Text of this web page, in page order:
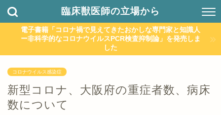
臨床獣医師の立場から
電子書籍「コロナ禍で見えてきたおかしな専門家と知識人
ー非科学的なコロナウイルスPCR検査抑制論」を発売しま
した
コロナウイルス感染症
新型コロナ、大阪府の重症者数、病床
数について